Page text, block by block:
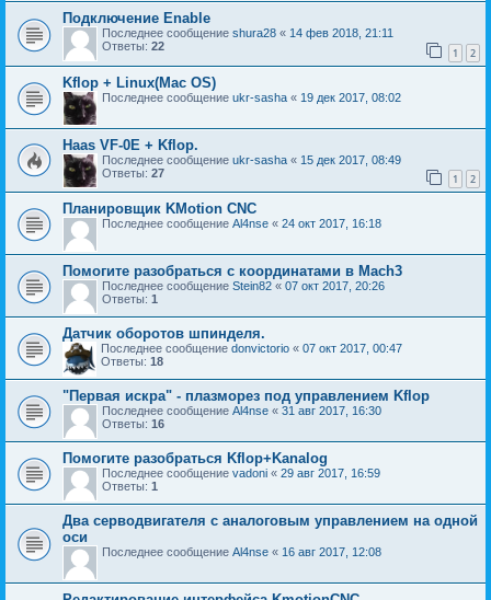
Подключение Enable
Последнее сообщение shura28 « 14 фев 2018, 21:11
Ответы: 22 1 2
Kflop + Linux(Mac OS)
Последнее сообщение ukr-sasha « 19 дек 2017, 08:02
Haas VF-0E + Kflop.
Последнее сообщение ukr-sasha « 15 дек 2017, 08:49
Ответы: 27 1 2
Планировщик KMotion CNC
Последнее сообщение Al4nse « 24 окт 2017, 16:18
Помогите разобраться с координатами в Mach3
Последнее сообщение Stein82 « 07 окт 2017, 20:26
Ответы: 1
Датчик оборотов шпинделя.
Последнее сообщение donvictorio « 07 окт 2017, 00:47
Ответы: 18
"Первая искра" - плазморез под управлением Kflop
Последнее сообщение Al4nse « 31 авг 2017, 16:30
Ответы: 16
Помогите разобраться Kflop+Kanalog
Последнее сообщение vadoni « 29 авг 2017, 16:59
Ответы: 1
Два серводвигателя с аналоговым управлением на одной
оси
Последнее сообщение Al4nse « 16 авг 2017, 12:08